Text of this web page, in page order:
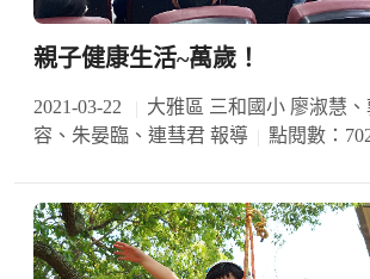
親子健康生活~萬歲！
2021-03-22
大雅區 三和國小 廖淑慧
容、朱晏臨、連彗君 報導
點閱數：